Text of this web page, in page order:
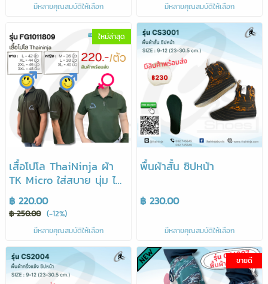
มีหลายคุณสมบัติให้เลือก มีหลายคุณสมบัติให้เลือก
ใหม่ล่าสุด
เสื้อโปโล ThaiNinja ผ้า
TK Micro ใส่สบาย นุ่ม ไม่
ยับง่าย
฿ 220.00
฿ 250.00 (-12%)
มีหลายคุณสมบัติให้เลือก
พื้นผ้าสั้น ซิปหน้า
฿ 230.00
มีหลายคุณสมบัติให้เลือก
ขายดี